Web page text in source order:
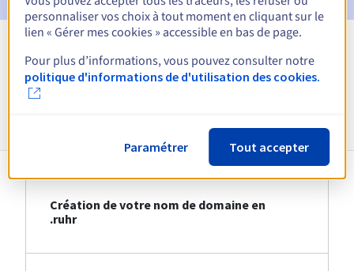
Voir toutes les extensions
Création de votre nom de domaine en
.ruhr
personnaliser vos choix à tout moment en cliquant sur le
lien « Gérer mes cookies » accessible en bas de page.
Pour plus d’informations, vous pouvez consulter notre
politique d'informations de d'utilisation des cookies.
Paramétrer Tout accepter